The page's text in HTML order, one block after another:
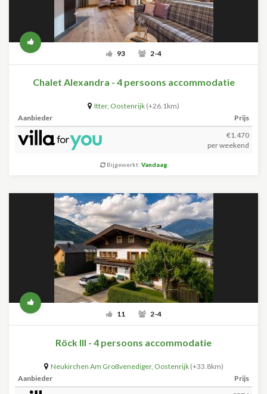
93 2-4
Chalet Alexandra - 4 persoons accommodatie
Itter, Oostenrijk (+26.1km)
Aanbieder
Prijs
€1.470
per weekend
Bijgewerkt: Vandaag
11 2-4
Röck III - 4 persoons accommodatie
Neukirchen Am Großvenediger, Oostenrijk (+33.8km)
Aanbieder
Prijs